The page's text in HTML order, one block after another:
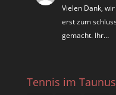
Vielen Dank,
erst zum
gemacht. Ihr…
Tennis im Taunus